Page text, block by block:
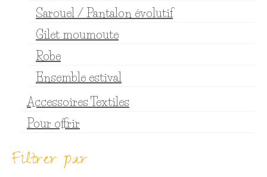
Sarouel / Pantalon évolutif
Gilet moumoute
Robe
Ensemble estival
Accessoires Textiles
Pour offrir
Filtrer par